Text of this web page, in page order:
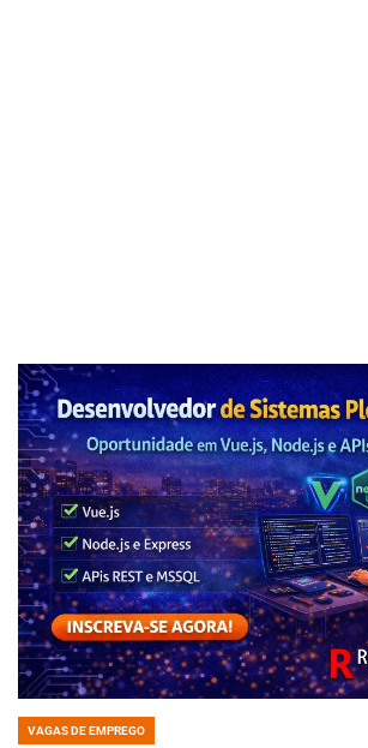
POSTED
VAGAS DE EMPREGO